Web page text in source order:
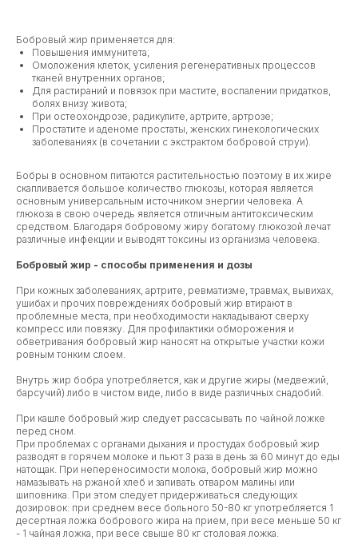
Бобровый жир применяется для:
Повышения иммунитета;
Омоложения клеток, усиления регенеративных процессов
тканей внутренних органов;
Для растираний и повязок при мастите, воспалении придатков,
болях внизу живота;
При остеохондрозе, радикулите, артрите, артрозе;
Простатите и аденоме простаты, женских гинекологических
заболеваниях (в сочетании с экстрактом бобровой струи).
Бобры в основном питаются растительностью поэтому в их жире
скапливается большое количество глюкозы, которая является
основным универсальным источником энергии человека. А
глюкоза в свою очередь является отличным антитоксическим
средством. Благодаря бобровому жиру богатому глюкозой лечат
различные инфекции и выводят токсины из организма человека.
Бобровый жир - способы применения и дозы
При кожных заболеваниях, артрите, ревматизме, травмах, вывихах,
ушибах и прочих повреждениях бобровый жир втирают в
проблемные места, при необходимости накладывают сверху
компресс или повязку. Для профилактики обморожения и
обветривания бобровый жир наносят на открытые участки кожи
ровным тонким слоем.
Внутрь жир бобра употребляется, как и другие жиры (медвежий,
барсучий) либо в чистом виде, либо в виде различных снадобий.
При кашле бобровый жир следует рассасывать по чайной ложке
перед сном.
При проблемах с органами дыхания и простудах бобровый жир
разводят в горячем молоке и пьют 3 раза в день за 60 минут до еды
натощак. При непереносимости молока, бобровый жир можно
намазывать на ржаной хлеб и запивать отваром малины или
шиповника. При этом следует придерживаться следующих
дозировок: при среднем весе больного 50-80 кг употребляется 1
десертная ложка бобрового жира на прием, при весе меньше 50 кг
- 1 чайная ложка, при весе свыше 80 кг столовая ложка.